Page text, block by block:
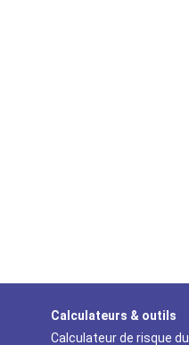
Calculateurs & outils
Calculateur de risque du